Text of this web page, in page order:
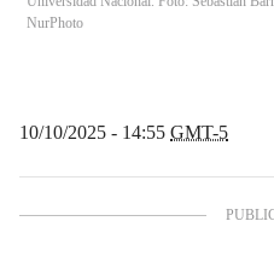
NurPhoto
10/10/2025 - 14:55 GMT-5